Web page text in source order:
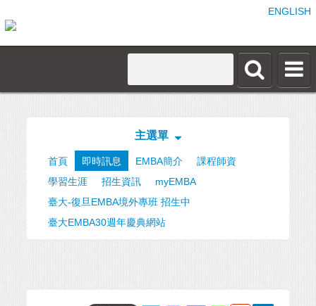
ENGLISH
主選單
首頁 即時訊息 EMBA簡介
課程師資
學習生涯
招生資訊
myEMBA
臺大-復旦EMBA境外專班 招生中
臺大EMBA30週年慶典網站